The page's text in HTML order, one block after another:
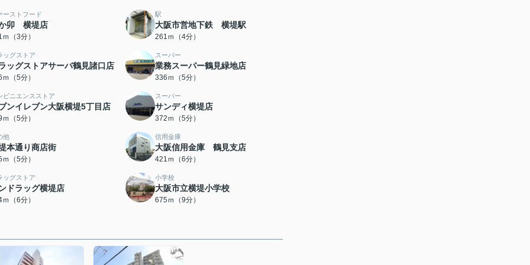
ーストフード
卯 横堤店
（3分）
駅
大阪市営地下鉄 横堤駅
261ｍ（4分）
ッグストア
ッグストアサーバ鶴見諸口店
（5分）
スーパー
業務スーパー鶴見緑地店
336ｍ（5分）
ビニエンスストア
ンイレブン大阪横堤5丁目店
（5分）
スーパー
サンディ横堤店
372ｍ（5分）
他
本通り商店街
（5分）
信用金庫
大阪信用金庫 鶴見支店
421ｍ（6分）
ッグストア
ドラッグ横堤店
（6分）
小学校
大阪市立横堤小学校
675ｍ（9分）